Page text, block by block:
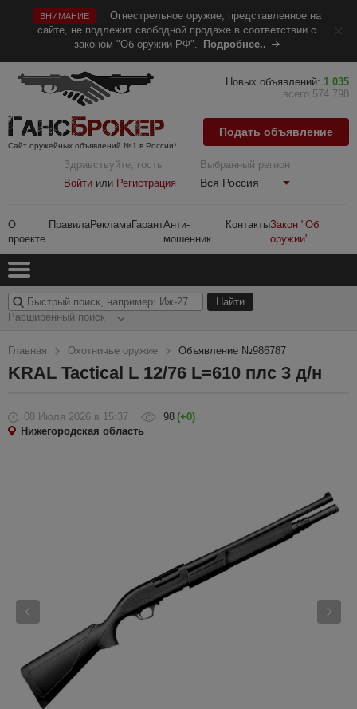
ВНИМАНИЕ
Огнестрельное оружие, представленное на
сайте, не подлежит свободной продаже в соответствии с
законом "Об оружии РФ".
Подробнее..
Сайт оружейных объявлений №1 в России*
Здравствуйте, гость
Войти или Регистрация
Выбранный регион
Вся Россия
О
проекте
ПравилаРекламаГарантАнти-
мошенник
КонтактыЗакон "Об
оружии"
Новых объявлений: 1 035
всего 574 798
Подать объявление
Расширенный поиск
Главная Охотничье оружие Объявление №986787
KRAL Tactical L 12/76 L=610 плс 3 д/н
08 Июля 2026 в 15:37 98 (+0)
Нижегородская область